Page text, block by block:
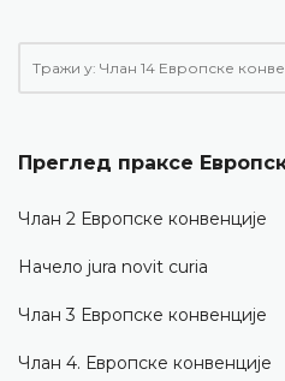
Преглед праксе
Члан 2 Европске конвенције
Начело jura novit curia
Члан 3 Европске конвенције
Члан 4. Европске конвенције